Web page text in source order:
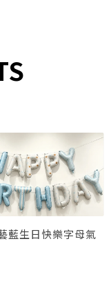
藍生日快樂字母氣